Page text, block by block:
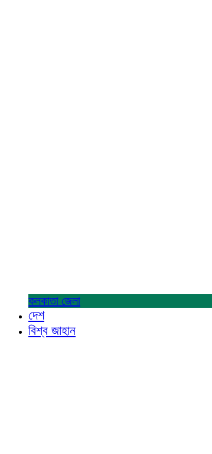
কলকাতা জেলা
দেশ
বিশ্ব জাহান